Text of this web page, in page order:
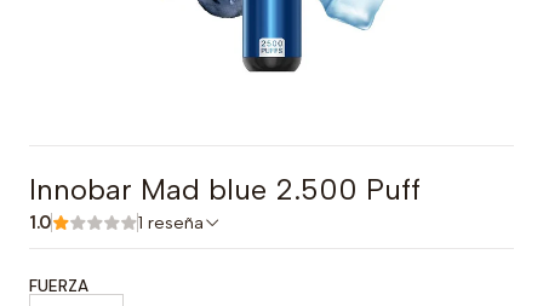
Innobar Mad blue 2.500 Puff
1.0 1 reseña
FUERZA